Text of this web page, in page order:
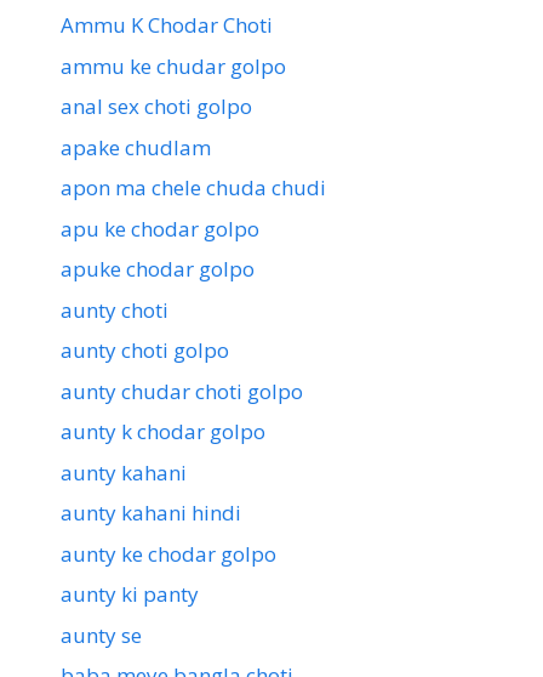
Ammu K Chodar Choti
ammu ke chudar golpo
anal sex choti golpo
apake chudlam
apon ma chele chuda chudi
apu ke chodar golpo
apuke chodar golpo
aunty choti
aunty choti golpo
aunty chudar choti golpo
aunty k chodar golpo
aunty kahani
aunty kahani hindi
aunty ke chodar golpo
aunty ki panty
aunty se